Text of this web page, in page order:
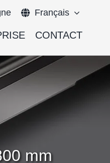
Français
English
Deutsch
CONTACT
mm